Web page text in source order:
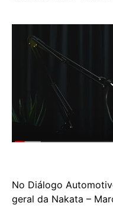
No Diálogo
geral da Nakata –